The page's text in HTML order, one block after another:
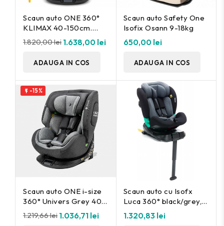
Scaun auto ONE 360°
KLIMAX 40-150cm.
Osann
1.820,00 lei 1.638,00 lei
ADAUGA IN COS
Scaun auto Safety One
Isofix Osann 9-18kg
650,00 lei
ADAUGA IN COS
 -15%
Scaun auto ONE i-size
360° Univers Grey 40-
150cm. Osann
1.219,66 lei 1.036,71 lei
Scaun auto cu Isofx
Luca 360° black/grey,
40-150cm Fillikid
1.320,83 lei